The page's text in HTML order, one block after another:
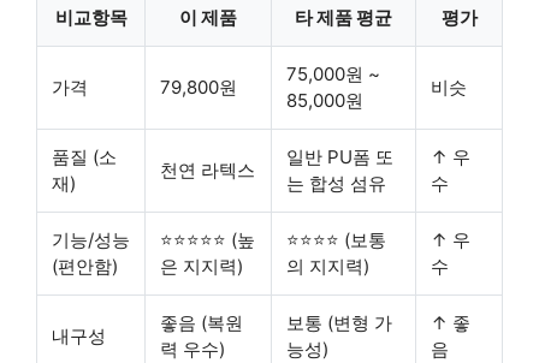
비교항목 이 제품 타 제품 평균 평가
가격 79,800원
75,000원 ~
85,000원
비슷
품질 (소
재)
천연 라텍스
일반 PU폼 또
는 합성 섬유
↑ 우
수
기능/성능
(편안함)
⭐⭐⭐⭐⭐ (높
은 지지력)
⭐⭐⭐⭐ (보통
의 지지력)
↑ 우
수
내구성
좋음 (복원
력 우수)
보통 (변형 가
능성)
↑ 좋
음